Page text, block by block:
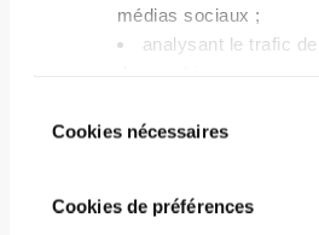
médias sociaux ; ​
analysant le trafic
refuser ou de les
panique, vous pourrez
tout moment vos
les cookies.​ ​ ​
duCookies nécessaires
Cookies de préférences